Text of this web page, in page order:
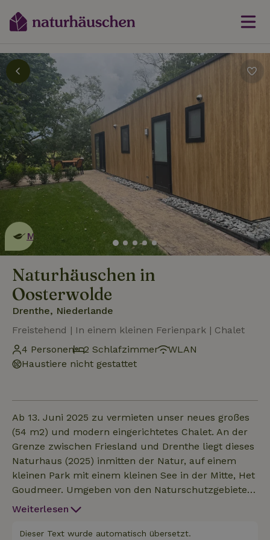
Dies ist ein
umweltschonendes
Naturhäuschen
Mehr erfahren
Naturhäuschen in
Oosterwolde
Drenthe, Niederlande
Freistehend | In einem kleinen Ferienpark | Chalet
4 Personen
2 Schlafzimmer
WLAN
Haustiere nicht gestattet
Ab 13. Juni 2025 zu vermieten unser neues großes
(54 m2) und modern eingerichtetes Chalet. An der
Grenze zwischen Friesland und Drenthe liegt dieses
Naturhaus (2025) inmitten der Natur, auf einem
kleinen Park mit einem kleinen See in der Mitte, Het
Goudmeer. Umgeben von den Naturschutzgebieten
Fochterloërveen und Drents Friese Wold, ist es ein
Ruhesuchende. Das Haus ist neu, groß, modern,
Weiterlesen
Dieser Text wurde automatisch übersetzt.